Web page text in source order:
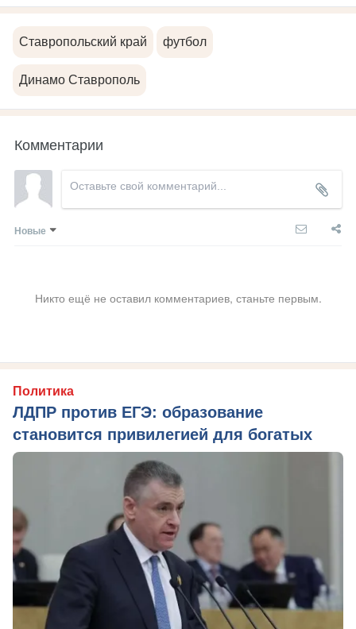
Ставропольский край футбол
Динамо Ставрополь
Комментарии
Новые
Никто ещё не оставил комментариев, станьте первым.
Политика
ЛДПР против ЕГЭ: образование
становится привилегией для богатых